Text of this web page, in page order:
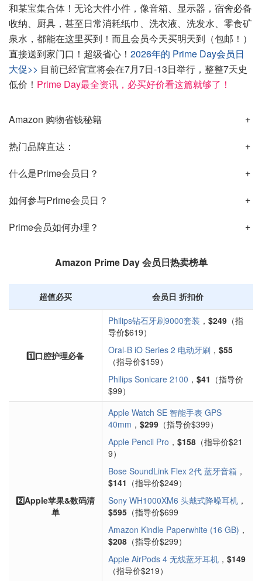
和某宝集合体！无论大件小件，像音箱、显示器，宿舍必备
收纳、厨具，甚至日常消耗纸巾、洗衣液、洗发水、零食矿
泉水，都能在这里买到！而且会员今天买明天到（包邮！）
直接送到家门口！超级省心！ 2026年的 Prime Day会员日
大促>> 目前已经官宣将会在7月7日-13日举行，整整7天史
低价！ Prime Day最全资讯，必买好价看这篇就够了！
Amazon 购物省钱秘籍
热门品牌直达：
什么是Prime会员日？
如何参与Prime会员日？
Prime会员如何办理？
Amazon Prime Day 会员日热卖榜单
超值必买 会员日 折扣价
1️⃣口腔护理必备
Philips钻石牙刷9000套装 ， $249 （指
导价$619）
Oral-B iO Series 2 电动牙刷 ， $55
（指导价$159）
Philips Sonicare 2100 ， $41 （指导价
$99）
2️⃣Apple苹果&数码清
单
Apple Watch SE 智能手表 GPS
40mm ， $299 （指导价$399）
Apple Pencil Pro ， $158 （指导价$21
9）
Bose SoundLink Flex 2代 蓝牙音箱 ，
$141 （指导价$249）
Sony WH1000XM6 头戴式降噪耳机 ，
$595 （指导价$699
Amazon Kindle Paperwhite (16 GB) ，
$208 （指导价$299）
Apple AirPods 4 无线蓝牙耳机 ， $149
（指导价$219）